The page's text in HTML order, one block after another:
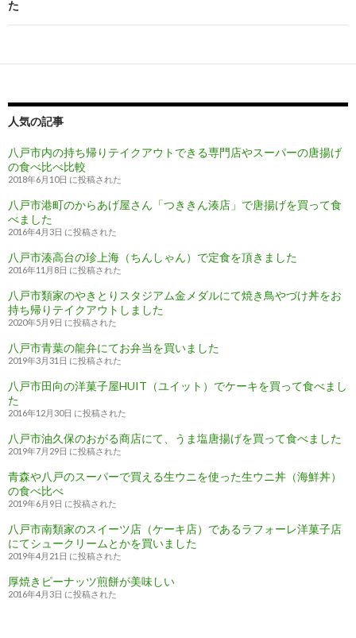
ビ
ー
シ
ョ
ン
た
人気の記事
八戸市内の持ち帰りテイクアウトできる専門店やスーパーの唐揚げ
の食べ比べ比較
2018年6月10日 に投稿された
八戸市港町のからあげ屋さん「つききん湊店」で唐揚げを買って食
べました
2016年4月3日 に投稿された
八戸市湊高台の珍上海（ちんしゃん）で定食を頂きました
2016年11月8日 に投稿された
八戸市類家のやきとりスタジアム金メダルにて焼き鳥やづけ丼をお
持ち帰りテイクアウトしました
2020年5月9日 に投稿された
八戸市青葉の龍弁にてお弁当を買いました
2019年3月31日 に投稿された
八戸市田向の洋菓子屋HUIT（ユイット）でケーキを買って食べまし
た
2016年12月30日 に投稿された
八戸市油久保のおがる商店にて、うま塩唐揚げを買って食べました
2019年7月29日 に投稿された
青森や八戸のスーパーで買える生ウニを使った生ウニ丼（海鮮丼）
の食べ比べ
2019年6月9日 に投稿された
八戸市南類家のスイーツ店（ケーキ店）であるラフォーレ洋菓子店
にてシュークリームとかを買いました
2019年4月21日 に投稿された
厚焼きピーナッツ煎餅が美味しい
2016年4月3日 に投稿された